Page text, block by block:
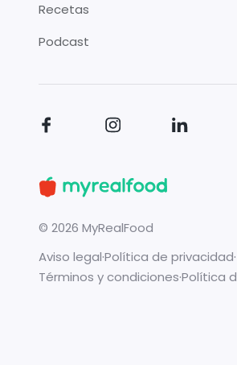
Recetas
Podcast
© 2026 MyRealFood
Aviso legal·Política de privacidad·
Términos y condiciones·Política